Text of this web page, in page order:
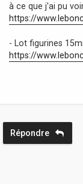
à ce que j'ai pu
https://
- Lot figurines
https://
Répondre